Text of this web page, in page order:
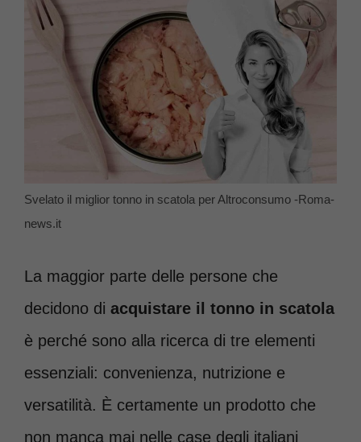
Svelato il miglior tonno in scatola per Altroconsumo -Roma-
news.it
La maggior parte delle persone che
decidono di acquistare il tonno in scatola
è perché sono alla ricerca di tre elementi
essenziali: convenienza, nutrizione e
versatilità. È certamente un prodotto che
non manca mai nelle case degli italiani